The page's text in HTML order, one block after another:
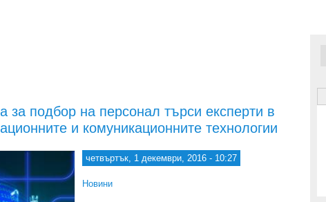
за подбор на персонал търси експерти в
и комуникационните технологии
четвъртък, 1 декември, 2016 - 10:27
Новини